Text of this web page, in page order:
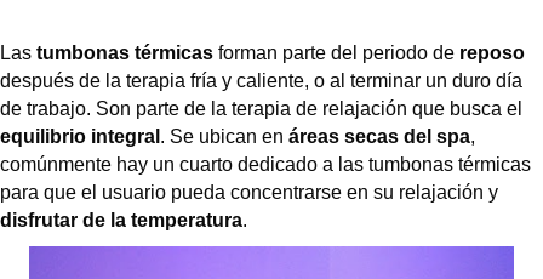
Las tumbonas térmicas forman parte del periodo de reposo
después de la terapia fría y caliente, o al terminar un duro día
de trabajo. Son parte de la terapia de relajación que busca el
equilibrio integral . Se ubican en áreas secas del spa,
comúnmente hay un cuarto dedicado a las tumbonas térmicas
para que el usuario pueda concentrarse en su relajación y
disfrutar de la temperatura.